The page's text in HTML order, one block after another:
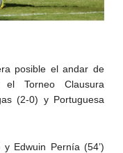
posible el andar de
Torneo Clausura
(2-0) y Portuguesa
Edwuin Pernía (54’)